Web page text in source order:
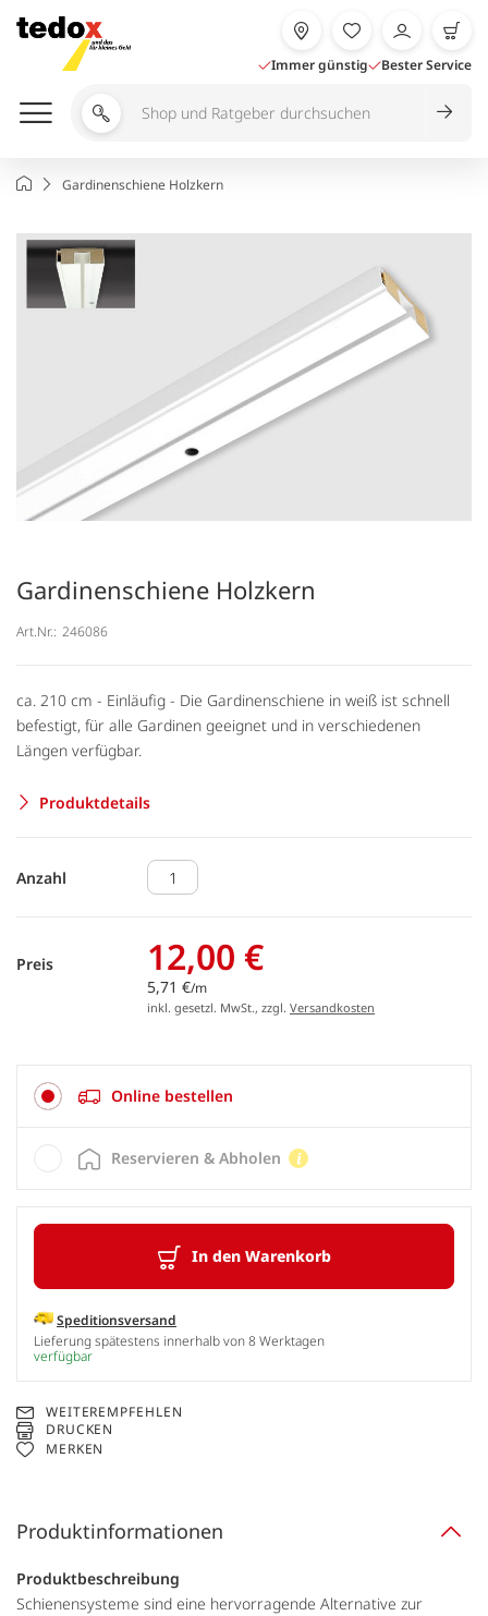
Inhalt
springen
Immer günstig Bester Service
Shop
StartseiteGardinenschiene Holzkern
Gardinenschiene Holzkern
Art.Nr.: 246086
ca. 210 cm - Einläufig - Die Gardinenschiene in weiß ist schnell
befestigt, für alle Gardinen geeignet und in verschiedenen
Längen verfügbar.
Produktdetails
Anzahl
Preis 12,00 €
5,71 €/m
inkl. gesetzl. MwSt., zzgl. Versandkosten
Online bestellen
In den Warenkorb
Speditionsversand
Lieferung spätestens innerhalb von 8 Werktagen
verfügbar
Reservieren & Abholen
WEITEREMPFEHLEN
DRUCKEN
MERKEN
Produktinformationen
Produktbeschreibung
Schienensysteme sind eine hervorragende Alternative zur